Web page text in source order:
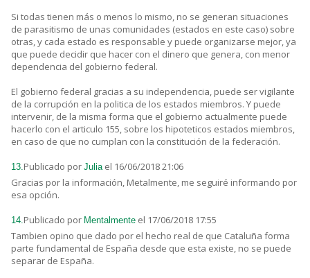
Si todas tienen más o menos lo mismo, no se generan situaciones
de parasitismo de unas comunidades (estados en este caso) sobre
otras, y cada estado es responsable y puede organizarse mejor, ya
que puede decidir que hacer con el dinero que genera, con menor
dependencia del gobierno federal.
El gobierno federal gracias a su independencia, puede ser vigilante
de la corrupción en la politica de los estados miembros. Y puede
intervenir, de la misma forma que el gobierno actualmente puede
hacerlo con el articulo 155, sobre los hipoteticos estados miembros,
en caso de que no cumplan con la constitución de la federación.
13. Publicado por Julia el 16/06/2018 21:06
Gracias por la información, Metalmente, me seguiré informando por
esa opción.
14. Publicado por Mentalmente el 17/06/2018 17:55
Tambien opino que dado por el hecho real de que Cataluña forma
parte fundamental de España desde que esta existe, no se puede
separar de España.